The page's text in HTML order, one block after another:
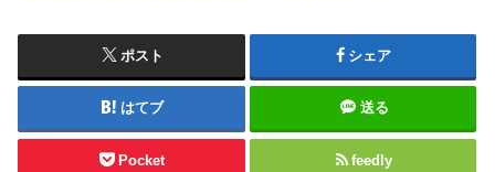
ポスト シェア
はてブ 送る
Pocket feedly